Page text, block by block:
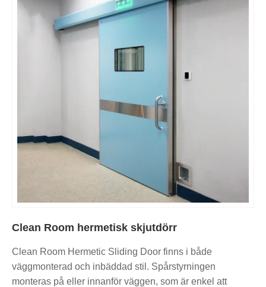
Clean Room hermetisk skjutdörr
Clean Room Hermetic Sliding Door finns i både
väggmonterad och inbäddad stil. Spårstyrningen
monteras på eller innanför väggen, som är enkel att